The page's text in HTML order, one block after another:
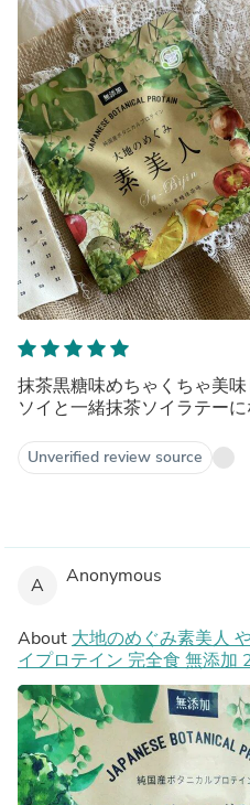
抹茶黒糖味めちゃくちゃ美味
ソイと一緒抹茶ソイラテーに
Unverified review source
A Anonymous
About 大地のめぐみ素美人
イプロテイン 完全食 無添加